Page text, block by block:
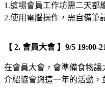
1.這場會員工作坊需二天都
2.使用電腦操作，需自備筆
【 2. 會員大會 】9/5 19:00-
在會員大會，會準備食物讓
介紹協會與這一年的活動，